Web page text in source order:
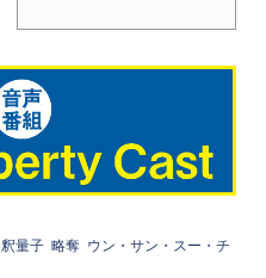
釈量子 略奪 ウン・サン・スー・チ